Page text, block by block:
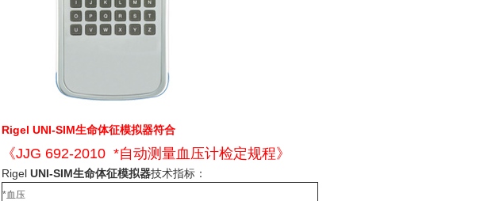
Rigel UNI-SIM生命体征模拟器符合
《JJG 692-2010 *自动测量血压计检定规程》
Rigel UNI-SIM生命体征模拟器技术指标：
*血压